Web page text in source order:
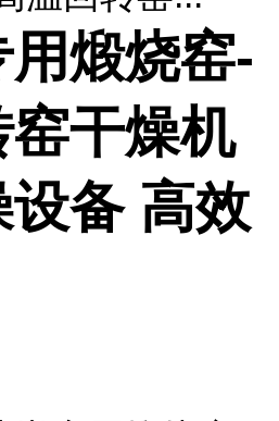
煅烧窑-
干燥机
备 高效